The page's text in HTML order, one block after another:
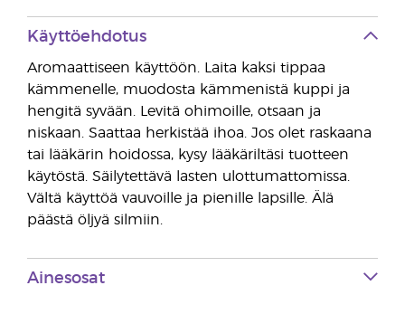
Käyttöehdotus
Aromaattiseen käyttöön. Laita kaksi tippaa
kämmenelle, muodosta kämmenistä kuppi ja
hengitä syvään. Levitä ohimoille, otsaan ja
niskaan. Saattaa herkistää ihoa. Jos olet raskaana
tai lääkärin hoidossa, kysy lääkäriltäsi tuotteen
käytöstä. Säilytettävä lasten ulottumattomissa.
Vältä käyttöä vauvoille ja pienille lapsille. Älä
päästä öljyä silmiin.
Ainesosat